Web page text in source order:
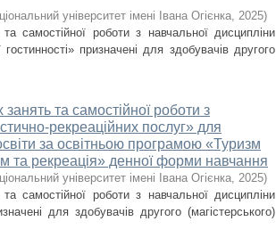
університет імені Івана Огієнка, 2025)
самостійної роботи з навчальної дисципліни
гостинності» призначені для здобувачів другого
та самостійної роботи з
рекреаційних послуг» для
за освітньою програмою «Туризм
та рекреація» денної форми навчання
університет імені Івана Огієнка, 2025)
самостійної роботи з навчальної дисципліни
для здобувачів другого (магістерського)